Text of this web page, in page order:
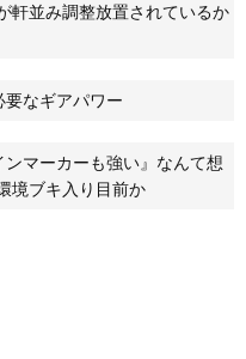
軒並み調整放置されているか
要なギアパワー
ンマーカーも強い』なんて想
境ブキ入り目前か